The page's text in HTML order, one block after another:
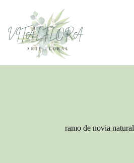
ramo de novia natural